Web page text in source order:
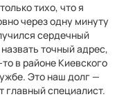
тихо, что я
через одну минуту
сердечный
точный адрес,
в районе Киевского
Это наш долг —
главный специалист.